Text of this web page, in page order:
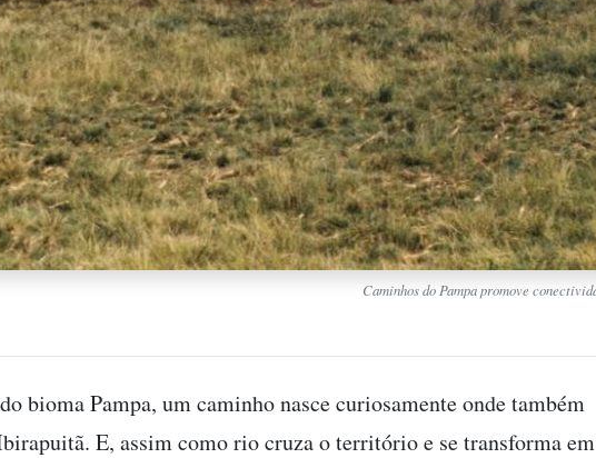
Caminhos do Pampa promove
bioma Pampa, um caminho nasce curiosamente onde também
E, assim como rio cruza o território e se transforma em